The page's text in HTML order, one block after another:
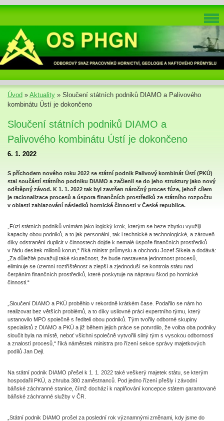
Úvod » Aktuality » Sloučení státních podniků DIAMO a Palivového
kombinátu Ústí je dokončeno
Sloučení státních podniků DIAMO a
Palivového kombinátu Ústí je dokončeno
6. 1. 2022
S příchodem nového roku 2022 se státní podnik Palivový kombinát Ústí (PKÚ)
stal součástí státního podniku DIAMO a začlenil se do jeho struktury jako nový
odštěpný závod. K 1. 1. 2022 tak byl završen náročný proces fúze, jehož cílem
je racionalizace procesů a úspora finančních prostředků ze státního rozpočtu
v oblasti zahlazování následků hornické činnosti v České republice.
„Fúzi státních podniků vnímám jako logický krok, kterým se beze zbytku využijí
kapacity obou podniků, a to jak personální, tak i technické a technologické, a zároveň
díky odstranění duplicit v činnostech dojde k nemalé úspoře finančních prostředků
v řádu desítek milionů korun,“ říká ministr průmyslu a obchodu Jozef Síkela a dodává:
„Za důležité považuji také skutečnost, že bude nastavena jednotnost procesů,
eliminuje se územní roztříštěnost a zlepší a zjednoduší se kontrola státu nad
čerpáním finančních prostředků, které poskytuje na nápravu škod po hornické
činnosti.“
„Sloučení DIAMO a PKÚ proběhlo v rekordně krátkém čase. Podařilo se nám ho
realizovat bez větších problémů, a to díky usilovné práci expertního týmu, který
ustanovilo MPO společně s řediteli obou podniků. Tým tvořily odborné skupiny
specialistů z DIAMO a PKÚ a již během jejich práce se potvrdilo, že volba oba podniky
sloučit byla na místě, neboť všichni společně vytvořili silný tým s vysokou odborností
a znalostí procesů,“ říká náměstek ministra pro řízení sekce správy majetkových
podílů Jan Dejl.
Na státní podnik DIAMO přešel k 1. 1. 2022 také veškerý majetek státu, se kterým
hospodařil PKÚ, a zhruba 380 zaměstnanců. Pod jedno řízení přešly i závodní
báňské záchranné stanice, čímž dochází k naplňování koncepce státem garantované
báňské záchranné služby v ČR.
„Státní podnik DIAMO prošel za poslední rok významnými změnami, kdy jsme do